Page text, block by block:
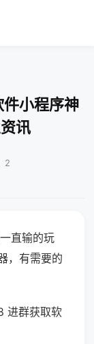
小程序神
讯
2
直输的玩
，有需要的
进群获取软